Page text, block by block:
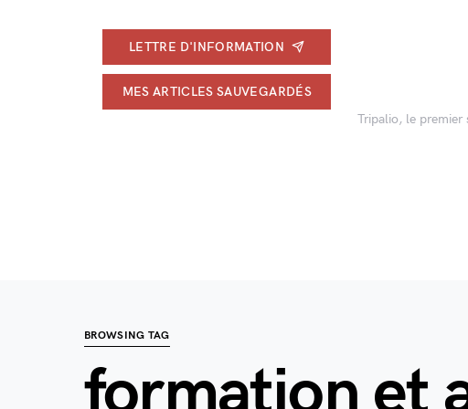
LETTRE D'INFORMATION
MES ARTICLES SAUVEGARDÉS
Tripalio, le premier
BROWSING TAG